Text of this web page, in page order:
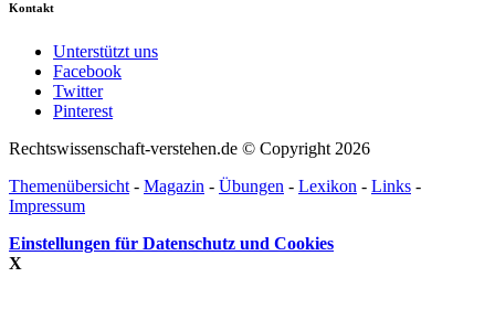
Kontakt
Unterstützt uns
Facebook
Twitter
Pinterest
Rechtswissenschaft-verstehen.de © Copyright 2026
Themenübersicht- Magazin - Übungen - Lexikon - Links -
Impressum
Einstellungen für Datenschutz und Cookies
X